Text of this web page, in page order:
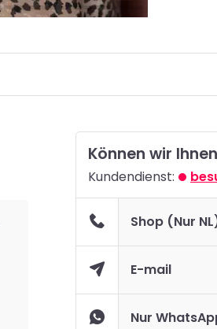
Können wir
Kundendienst:
Shop (Nur
E-mail
Nur